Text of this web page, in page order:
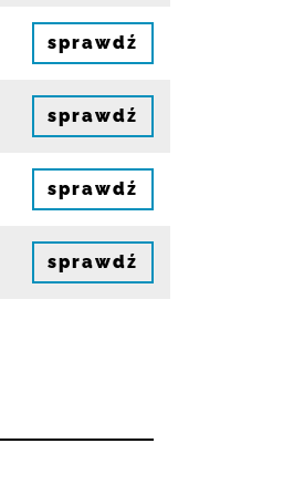
sprawdź
sprawdź
sprawdź
sprawdź